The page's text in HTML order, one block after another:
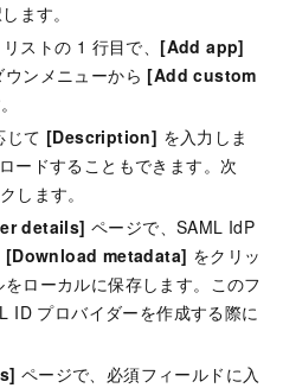
ます。
リストの 1 行目で、 [Add app]
ンメニューから [Add custom
じて [Description] を入力しま
ードすることもできます。次
します。
details] ページで、SAML IdP
[Download metadata] をクリッ
ローカルに保存します。このフ
ID プロバイダーを作成する際に
ページで、必須フィールドに入